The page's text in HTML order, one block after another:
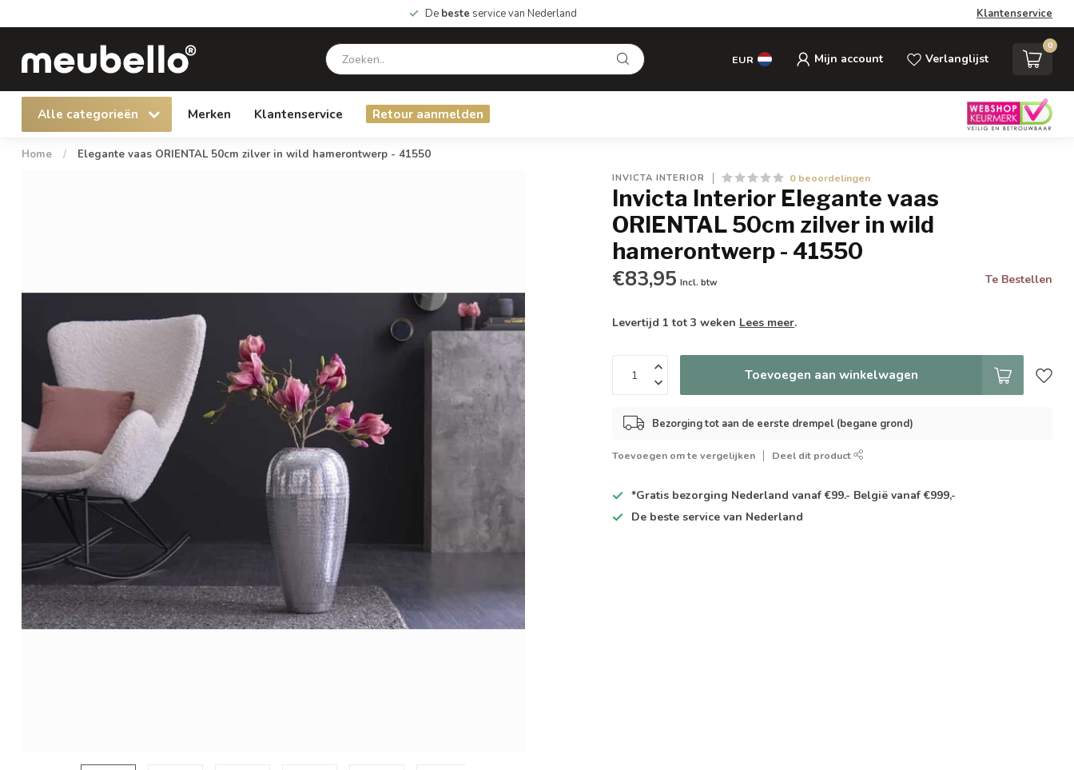
De beste service van Nederland Klantenservice
EUR Mijn account Verlanglijst
0
Alle categorieën Merken Klantenservice Retour aanmelden
Home / Elegante vaas ORIENTAL 50cm zilver in wild hamerontwerp - 41550
INVICTA INTERIOR 0 beoordelingen
Invicta Interior Elegante vaas
ORIENTAL 50cm zilver in wild
hamerontwerp - 41550
€83,95 Incl. btw Te Bestellen
Levertijd 1 tot 3 weken Lees meer.
Toevoegen aan winkelwagen
Bezorging tot aan de eerste drempel (begane grond)
Toevoegen om te vergelijken Deel dit product
*Gratis bezorging Nederland vanaf €99.- België vanaf €999,-
De beste service van Nederland